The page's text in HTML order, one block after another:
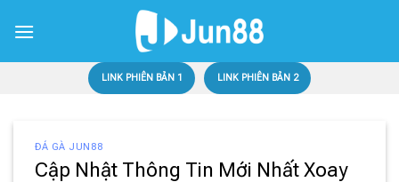
qua
LINK PHIÊN BẢN 1 LINK PHIÊN BẢN 2
ĐÁ GÀ JUN88
Cập Nhật Thông Tin Mới Nhất Xoay